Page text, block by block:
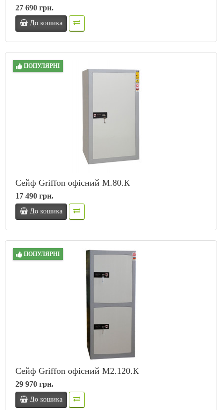
27 690 грн.
До кошика
ПОПУЛЯРНІ
Сейф Griffon офісний M.80.К
17 490 грн.
До кошика
ПОПУЛЯРНІ
Сейф Griffon офісний M2.120.К
29 970 грн.
До кошика